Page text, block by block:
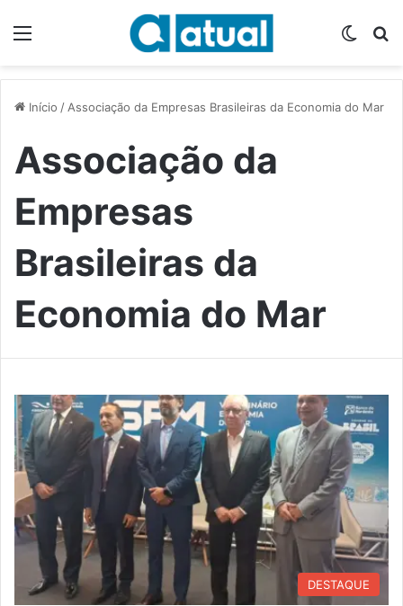
Início / Associação da Empresas Brasileiras da Economia do Mar
Associação da
Empresas
Brasileiras da
Economia do Mar
DESTAQUE